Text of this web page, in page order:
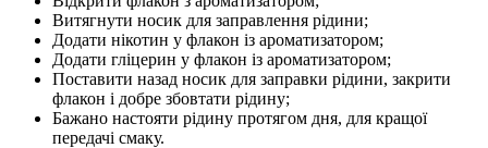
Витягнути носик для заправлення рідини;
Додати нікотин у флакон із ароматизатором;
Додати гліцерин у флакон із ароматизатором;
Поставити назад носик для заправки рідини, закрити
флакон і добре збовтати рідину;
Бажано настояти рідину протягом дня, для кращої
передачі смаку.